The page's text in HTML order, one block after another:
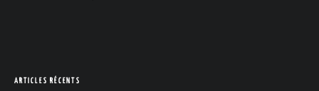
ARTICLES RÉCENTS